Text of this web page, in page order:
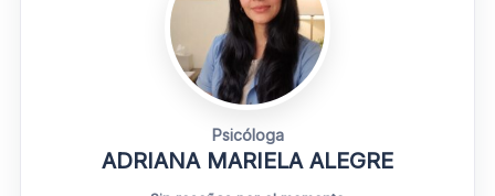
Psicóloga
ADRIANA MARIELA ALEGRE